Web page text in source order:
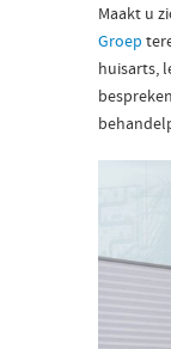
Maakt u
Groep
huisarts,